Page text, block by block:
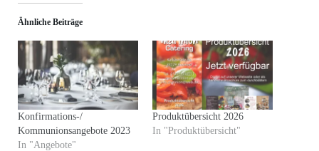
Ähnliche Beiträge
Konfirmations-/
Kommunionsangebote 2023
In "Angebote"
Produktübersicht 2026
In "Produktübersicht"